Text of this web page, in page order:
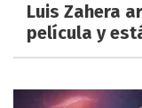
Luis Zahera
película y